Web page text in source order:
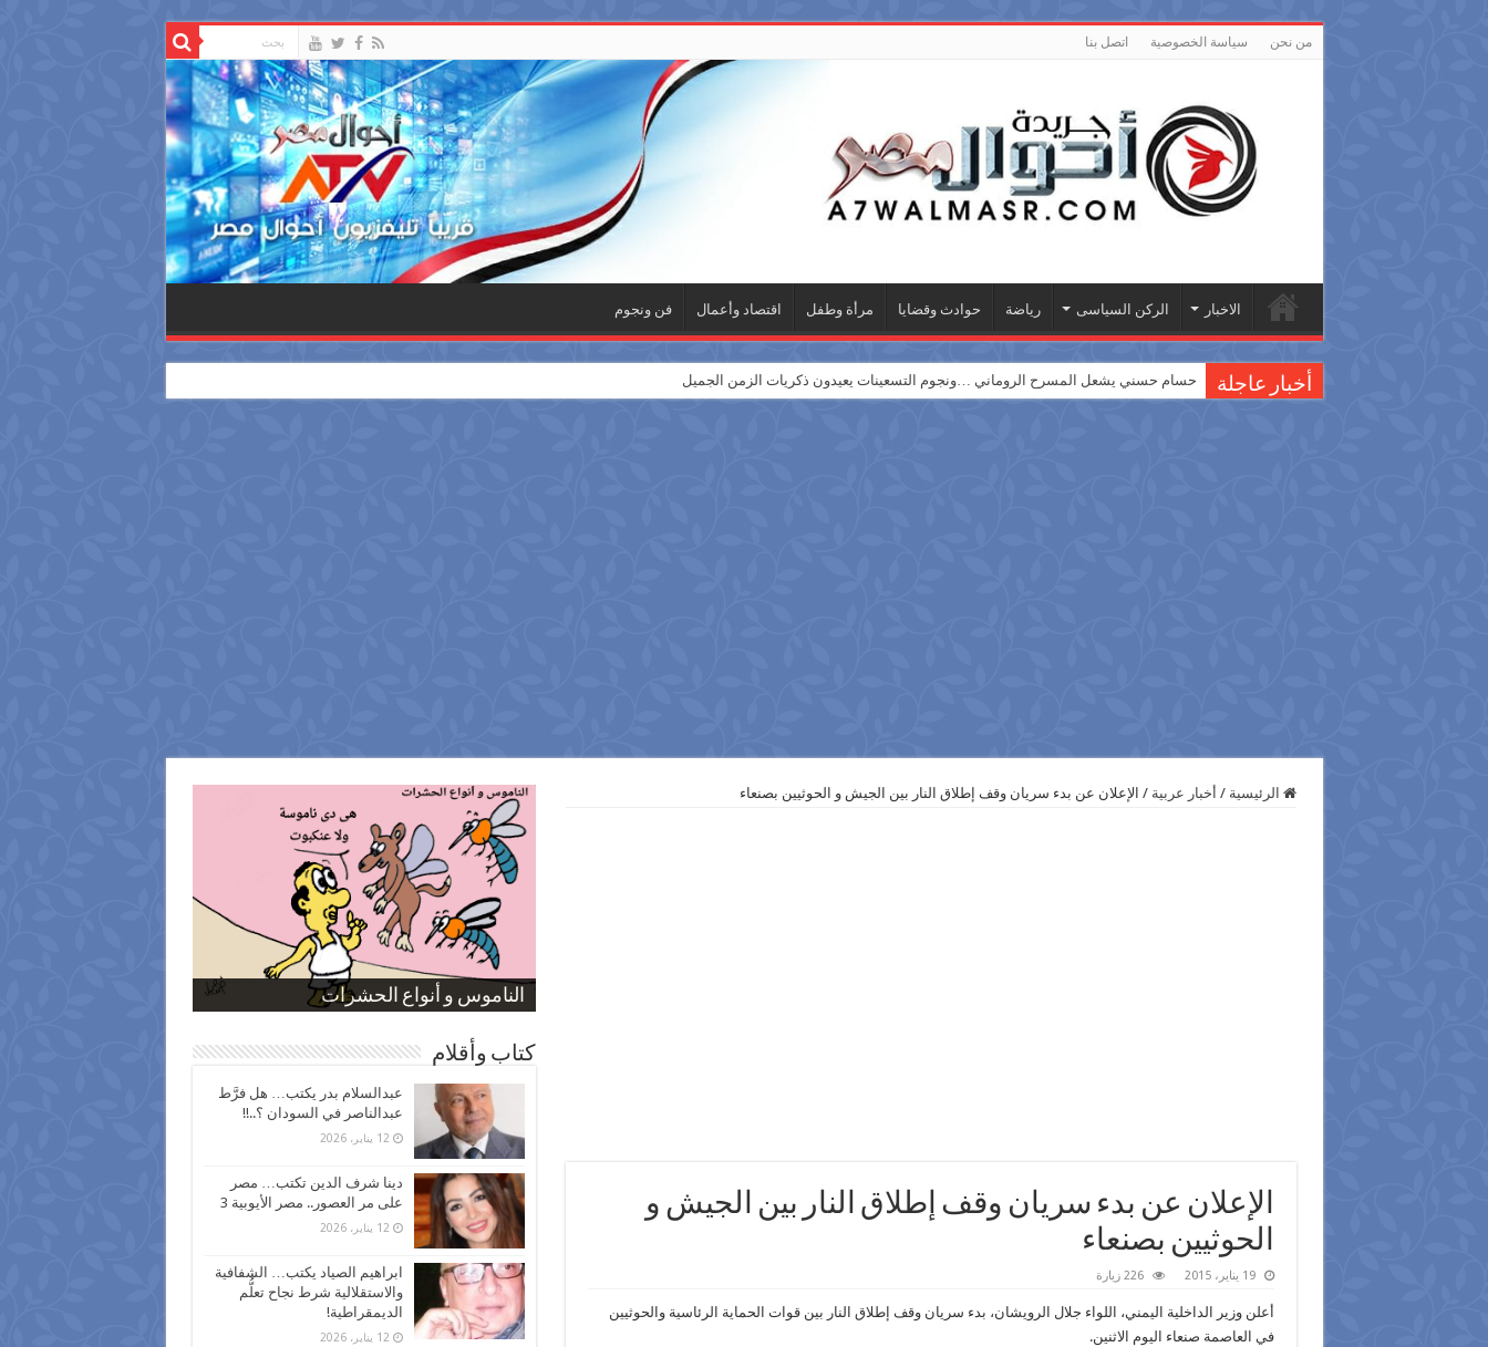
من نحن سياسة الخصوصية اتصل بنا
الاخبار الركن السياسى رياضة حوادث وقضايا مرأة وطفل اقتصاد وأعمال فن ونجوم
أخبار عاجلة حسام حسني يشعل المسرح الروماني …ونجوم التسعينات يعيدون ذكريات الزمن الجميل
الرئيسية / أخبار عربية / الإعلان عن بدء سريان وقف إطلاق النار بين الجيش و الحوثيين بصنعاء
الإعلان عن بدء سريان وقف إطلاق النار بين الجيش و
الحوثيين بصنعاء
19 يناير، 2015 226 زيارة
أعلن وزير الداخلية اليمني، اللواء جلال الرويشان، بدء سريان وقف إطلاق النار بين قوات الحماية الرئاسية والحوثيين
في العاصمة صنعاء اليوم الاثنين.
الناموس و أنواع الحشرات
الموظفين بعد ارتفاع الأسعار
ارتفاع نسبة الطلاق في مصر
صورة كاركاتيرية
صورة كاركاتيرية
كتاب وأقلام
عبدالسلام بدر يكتب… هل فرَّط
عبدالناصر في السودان ؟..!!
12 يناير، 2026
دينا شرف الدين تكتب… مصر
على مر العصور.. مصر الأيوبية 3
12 يناير، 2026
ابراهيم الصياد يكتب… الشفافية
والاستقلالية شرط نجاح تعلُّم
الديمقراطية!
12 يناير، 2026